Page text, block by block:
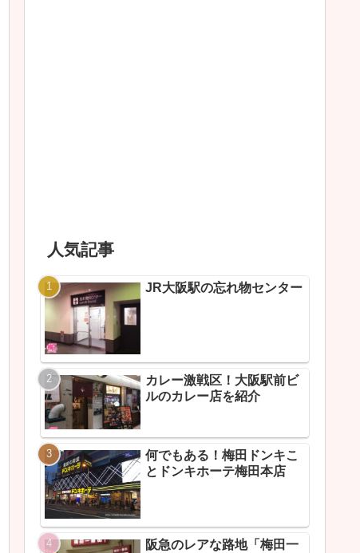
人気記事
JR大阪駅の忘れ物センター
カレー激戦区！大阪駅前ビ
ルのカレー店を紹介
何でもある！梅田ドンキこ
とドンキホーテ梅田本店
阪急のレアな路地「梅田一